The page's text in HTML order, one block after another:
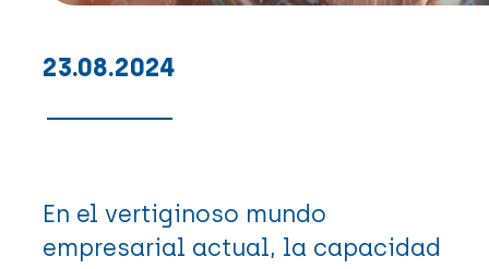
23.08.2024
En el vertiginoso mundo
empresarial actual, la capacidad